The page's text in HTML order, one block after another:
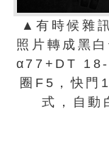
▲有時候雜
照片轉成黑
α77+DT
圈F5，快
式，自動